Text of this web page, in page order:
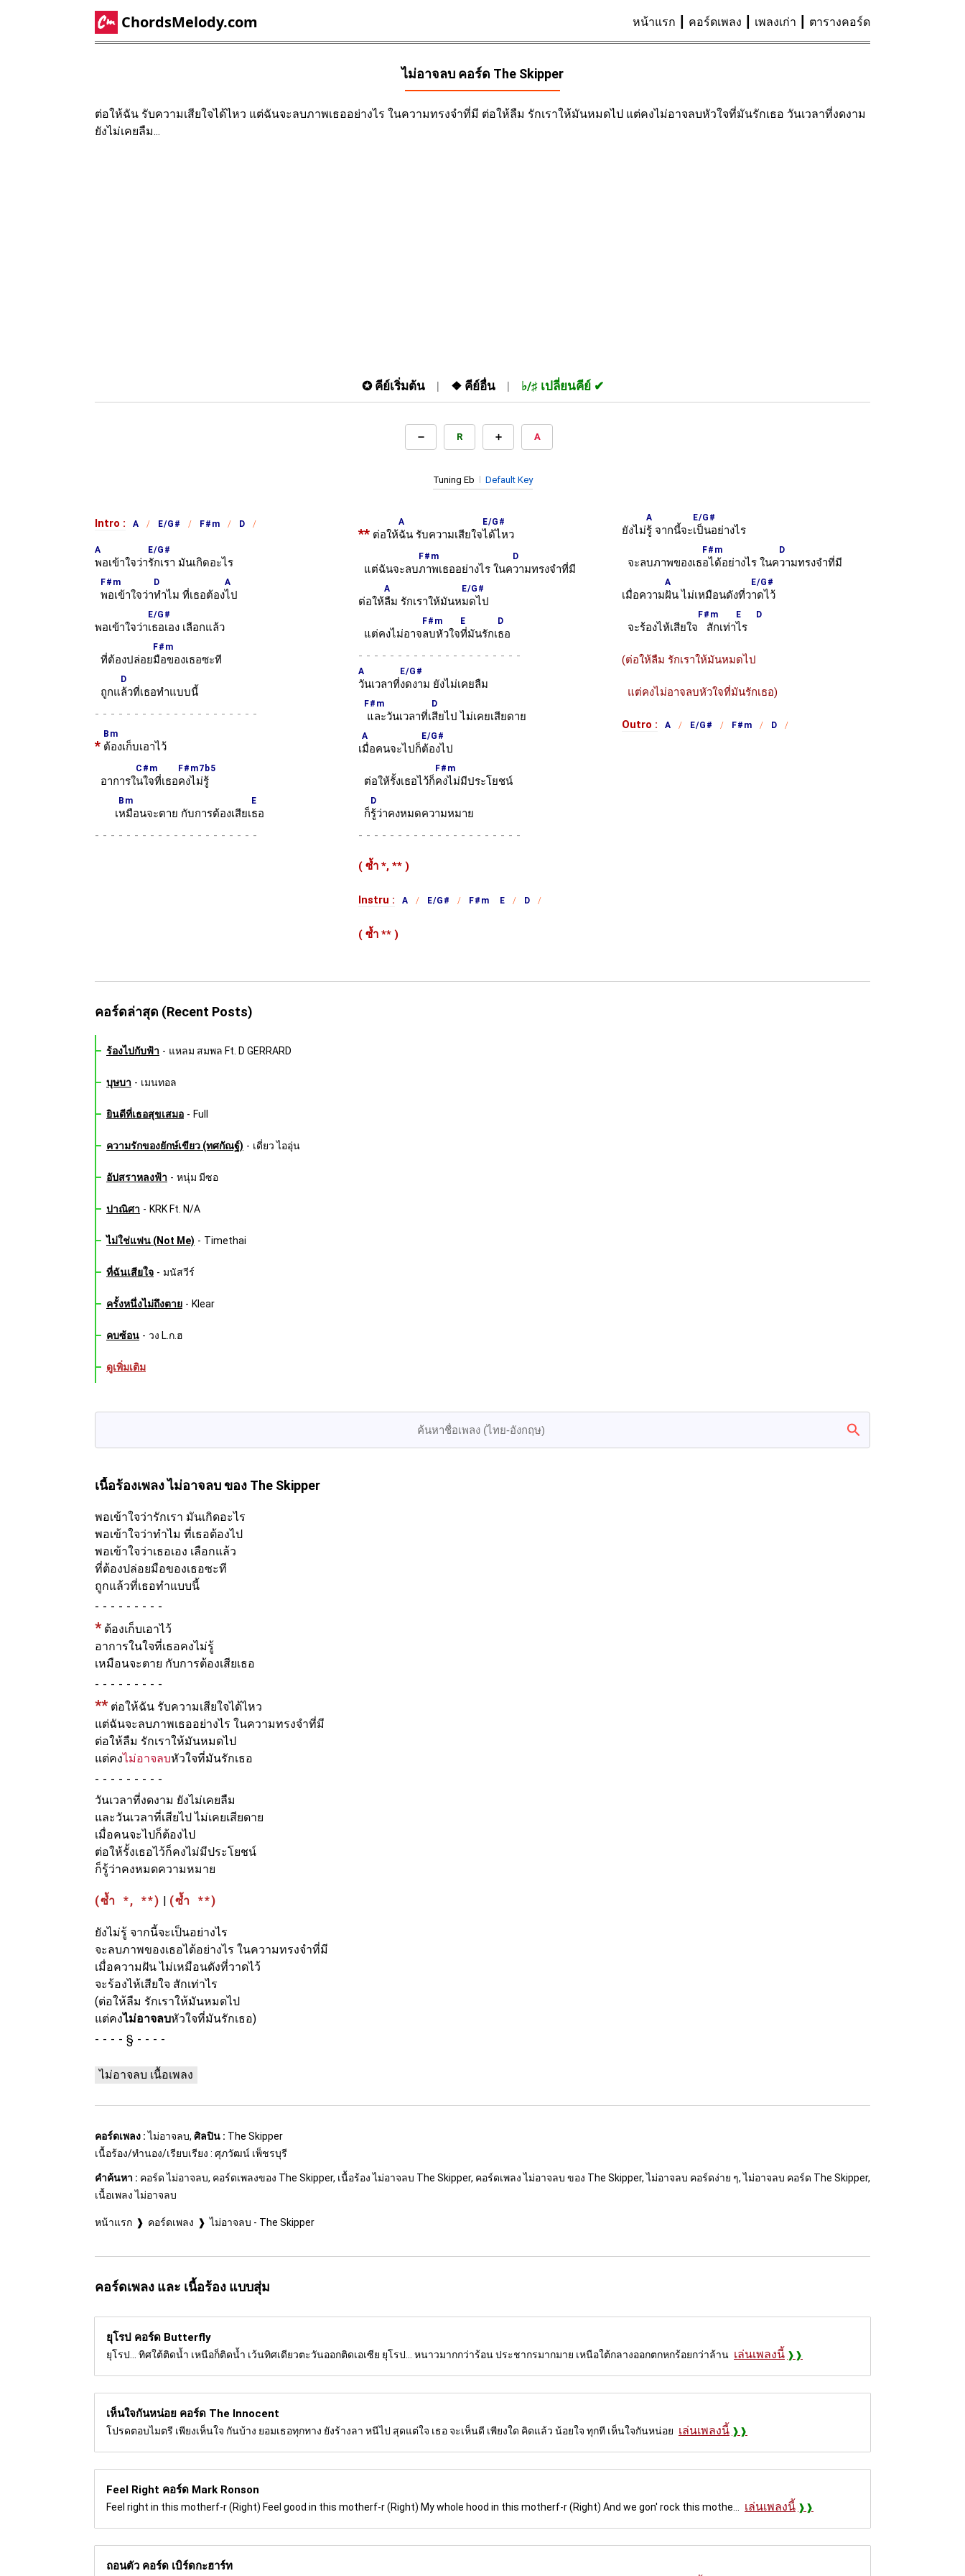
ChordsMelody.com หน้าแรก คอร์ดเพลง เพลงเก่า ตารางคอร์ด
ไม่อาจลบ คอร์ด The Skipper
ต่อให้ฉัน รับความเสียใจได้ไหว แต่ฉันจะลบภาพเธออย่างไร ในความทรงจำที่มี ต่อให้ลืม รักเราให้มันหมดไป แต่คงไม่อาจลบหัวใจที่มันรักเธอ วันเวลาที่งดงาม
ยังไม่เคยลืม...
✪ คีย์เริ่มต้น ❖ คีย์อื่น ♭/♯ เปลี่ยนคีย์
R A
Tuning Eb Default Key
Intro : A E/G# F#m D
A
พอเข้าใจว่า
E/G#
รักเรา มันเกิดอะไร
F#m
พอเข้าใจว่า
D
ทำไม ที่เธอต้อง
A
ไป
พอเข้าใจว่า
E/G#
เธอเอง เลือกแล้ว
ที่ต้องปล่อย
F#m
มือของเธอซะที
ถูกแ
D
ล้วที่เธอทำแบบนี้
-
*
Bm
ต้องเก็บเอาไว้
อาการใ
C#m
นใจที่เธอ
F#m7b5
คงไม่รู้
เ
Bm
หมือนจะตาย กับการต้องเสียเ
E
ธอ
-
**ต่อให้
A
ฉัน รับความเสียใจ
E/G#
ได้ไหว
แต่ฉันจะลบ
F#m
ภาพเธออย่างไร ในค
D
วามทรงจำที่มี
ต่อให้
A
ลืม รักเราให้มันห
E/G#
มดไป
แต่คงไม่อาจ
F#m
ลบหัวใจ
E
ที่มันรักเ
D
ธอ
-
A
วันเวลาที่
E/G#
งดงาม ยังไม่เคยลืม
F#m
และวันเวลาที่เ
D
สียไป ไม่เคยเสียดาย
เ
A
มื่อคนจะไปก็
E/G#
ต้องไป
ต่อให้รั้งเธอไว้ก็
F#m
คงไม่มีประโยชน์
ก็
D
รู้ว่าคงหมดความหมาย
-
( ซ้ำ *, **)
Instru : A E/G# F#m E D
( ซ้ำ **)
ยังไม่
A
รู้ จากนี้จะ
E/G#
เป็นอย่างไร
จะลบภาพของเธ
F#m
อได้อย่างไร ในค
D
วามทรงจำที่มี
เมื่อความ
A
ฝัน ไม่เหมือนดังที่ว
E/G#
าดไว้
จะร้องไห้เสียใจ
F#m
สักเท่า
E
ไร
D
(ต่อให้ลืม รักเราให้มันหมดไป
แต่คงไม่อาจลบหัวใจที่มันรักเธอ)
Outro : A E/G# F#m D
คอร์ดล่าสุด (Recent Posts)
ร้องไปกับฟ้า - แหลม สมพล Ft. D GERRARD
บุษบา - เมนทอล
ยินดีที่เธอสุขเสมอ - Full
ความรักของยักษ์เขียว (ทศกัณฐ์) - เดี่ยว ไออุ่น
อัปสราหลงฟ้า - หนุ่ม มีซอ
ปาณิศา - KRK Ft. N/A
ไม่ใช่แฟน (Not Me) - Timethai
ที่ฉันเสียใจ - มนัสวีร์
ครั้งหนึ่งไม่ถึงตาย - Klear
คบซ้อน - วง L.ก.ฮ
ดูเพิ่มเติม
เนื้อร้องเพลง ไม่อาจลบของ The Skipper
พอเข้าใจว่ารักเรา มันเกิดอะไร
พอเข้าใจว่าทำไม ที่เธอต้องไป
พอเข้าใจว่าเธอเอง เลือกแล้ว
ที่ต้องปล่อยมือของเธอซะที
ถูกแล้วที่เธอทำแบบนี้
-
* ต้องเก็บเอาไว้
อาการในใจที่เธอคงไม่รู้
เหมือนจะตาย กับการต้องเสียเธอ
-
** ต่อให้ฉัน รับความเสียใจได้ไหว
แต่ฉันจะลบภาพเธออย่างไร ในความทรงจำที่มี
ต่อให้ลืม รักเราให้มันหมดไป
แต่คงไม่อาจลบหัวใจที่มันรักเธอ
-
วันเวลาที่งดงาม ยังไม่เคยลืม
และวันเวลาที่เสียไป ไม่เคยเสียดาย
เมื่อคนจะไปก็ต้องไป
ต่อให้รั้งเธอไว้ก็คงไม่มีประโยชน์
ก็รู้ว่าคงหมดความหมาย
(ซ้ำ *, **) | (ซ้ำ **)
ยังไม่รู้ จากนี้จะเป็นอย่างไร
จะลบภาพของเธอได้อย่างไร ในความทรงจำที่มี
เมื่อความฝัน ไม่เหมือนดังที่วาดไว้
จะร้องไห้เสียใจ สักเท่าไร
(ต่อให้ลืม รักเราให้มันหมดไป
แต่คงไม่อาจลบหัวใจที่มันรักเธอ)
§
ไม่อาจลบ เนื้อเพลง
คอร์ดเพลง :ไม่อาจลบ, ศิลปิน : The Skipper
เนื้อร้อง/ทำนอง/เรียบเรียง : ศุภวัฒน์ เพ็ชรบุรี
คำค้นหา : คอร์ด ไม่อาจลบ, คอร์ดเพลงของ The Skipper, เนื้อร้อง ไม่อาจลบ The Skipper, คอร์ดเพลง ไม่อาจลบ ของ The Skipper, ไม่อาจลบ คอร์ดง่าย ๆ, ไม่อาจลบ คอร์ด The Skipper,
เนื้อเพลง ไม่อาจลบ
หน้าแรก คอร์ดเพลง ไม่อาจลบ - The Skipper
คอร์ดเพลง และ เนื้อร้อง แบบสุ่ม
ยุโรป คอร์ด Butterfly
ยุโรป... ทิศใต้ติดน้ำ เหนือก็ติดน้ำ เว้นทิศเดียวตะวันออกติดเอเซีย ยุโรป... หนาวมากกว่าร้อน ประชากรมากมาย เหนือใต้กลางออกตกหกร้อยกว่าล้าน เล่นเพลงนี้
เห็นใจกันหน่อย คอร์ด The Innocent
โปรดตอบไมตรี เพียงเห็นใจ กันบ้าง ยอมเธอทุกทาง ยังร้างลา หนีไป สุดแต่ใจ เธอ จะเห็นดี เพียงใด คิดแล้ว น้อยใจ ทุกที เห็นใจกันหน่อย เล่นเพลงนี้
Feel Right คอร์ด Mark Ronson
Feel right in this motherf-r (Right) Feel good in this motherf-r (Right) My whole hood in this motherf-r (Right) And we gon' rock this mothe... เล่นเพลงนี้
ถอนตัว คอร์ด เบิร์ดกะฮาร์ท